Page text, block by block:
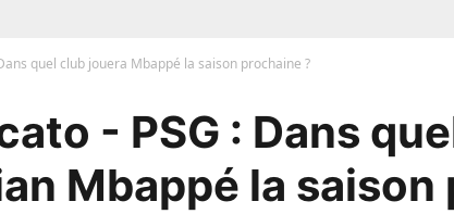
quel club jouera Mbappé la saison prochaine ?
- PSG : Dans
Mbappé la saison